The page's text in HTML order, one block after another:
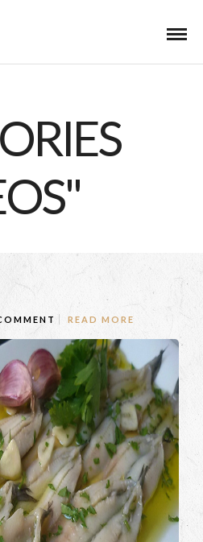
READ MORE